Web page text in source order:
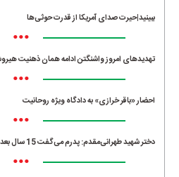
ببینید|حیرت صدای آمریکا از قدرت حوثی‌ها
•••
تهدیدهای امروز واشنگتن ادامه همان ذهنیت
•••
احضار «باقر خرازی» به دادگاه ویژه روحانیت
•••
دختر شهید طهرانی‌مقدم: پدرم می‌گفت 15 سال بعد همه می‌فهمند چه کرده‌ایم
•••